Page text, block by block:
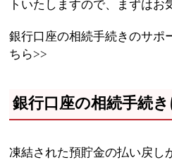
トいたしますので、まずはお
銀行口座の相続手続きのサポ
ちら>>
銀行口座の相続手続
凍結された預貯金の払い戻し